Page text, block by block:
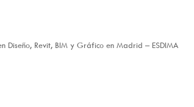
Diseño, Revit, BIM y Gráfico en Madrid – ESDIMA